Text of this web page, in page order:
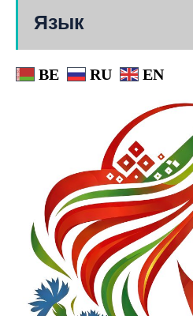
Язык
BE RU EN